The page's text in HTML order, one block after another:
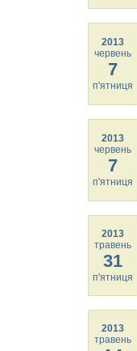
2013
червень
7
п'ятниця
2013
червень
7
п'ятниця
2013
травень
31
п'ятниця
2013
травень